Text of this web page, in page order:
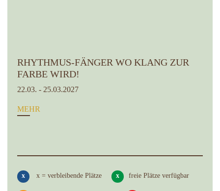
RHYTHMUS-FÄNGER WO KLANG ZUR
FARBE WIRD!
22.03. - 25.03.2027
MEHR
x x = verbleibende Plätze x freie Plätze verfügbar